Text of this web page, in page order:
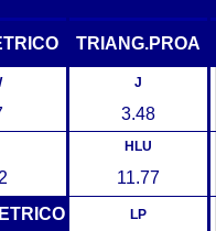
TRIANG.PROA
J
3.48
HLU
11.77
LP